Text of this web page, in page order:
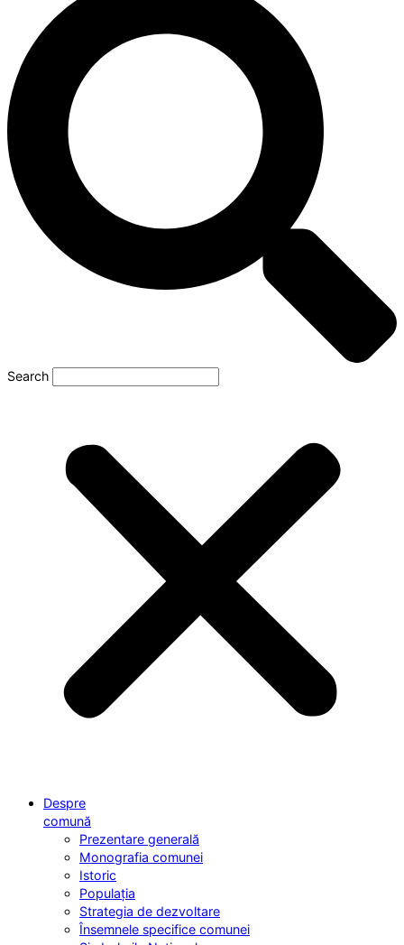
Search
Despre
comună
Prezentare generală
Monografia comunei
Istoric
Populația
Strategia de dezvoltare
Însemnele specifice comunei